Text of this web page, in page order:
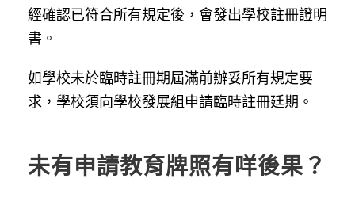
經確認已符合所有規定後，會發出學校註冊證明
書。
如學校未於臨時註冊期屆滿前辦妥所有規定要
求，學校須向學校發展組申請臨時註冊廷期。
未有申請教育牌照有咩後果？